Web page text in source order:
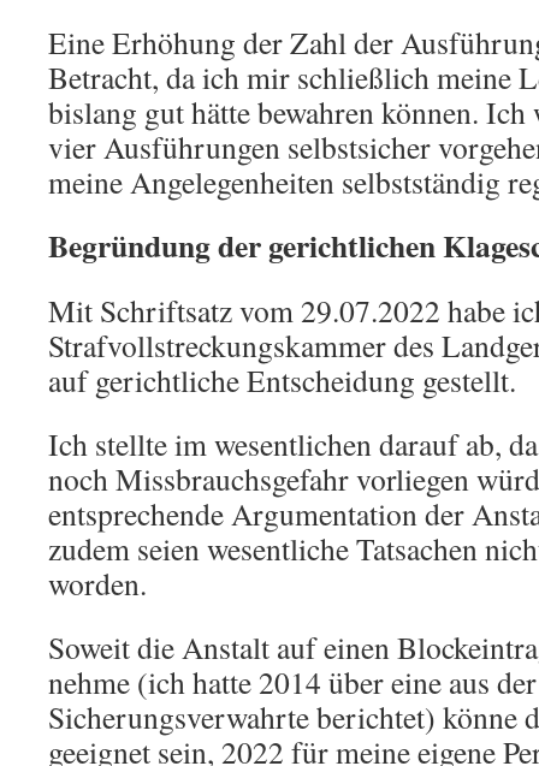
Eine Erhöhung der Zahl der
Betracht, da ich mir schließlich meine
bislang gut hätte bewahren können.
vier Ausführungen selbstsicher
meine Angelegenheiten selbstständig
Begründung der gerichtlichen
Mit Schriftsatz vom 29.07.2022 habe
Strafvollstreckungskammer des
auf gerichtliche Entscheidung gestellt.
Ich stellte im wesentlichen darauf ab,
noch Missbrauchsgefahr vorliegen
entsprechende Argumentation der
zudem seien wesentliche Tatsachen
worden.
Soweit die Anstalt auf einen
nehme (ich hatte 2014 über eine aus
Sicherungsverwahrte berichtet) könne
geeignet sein, 2022 für meine eigene